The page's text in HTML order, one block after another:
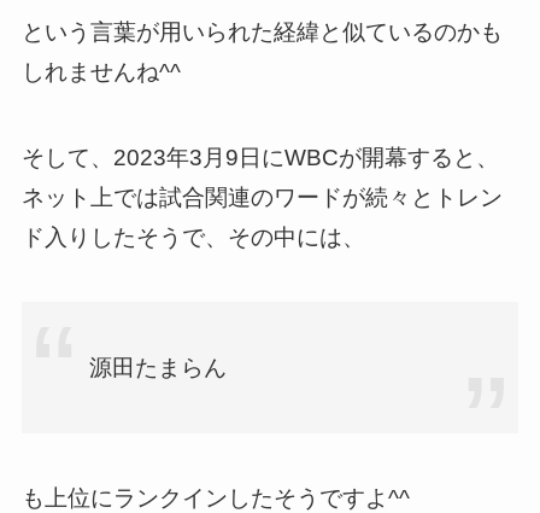
という言葉が用いられた経緯と似ているのかも
しれませんね^^
そして、2023年3月9日にWBCが開幕すると、
ネット上では試合関連のワードが続々とトレン
ド入りしたそうで、その中には、
源田たまらん
も上位にランクインしたそうですよ^^